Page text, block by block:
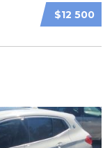
$12 500